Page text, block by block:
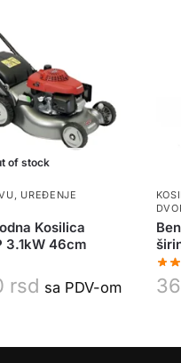
of stock
, UREĐENJE
Kosilica
3.1kW 46cm
rsd sa PDV-om